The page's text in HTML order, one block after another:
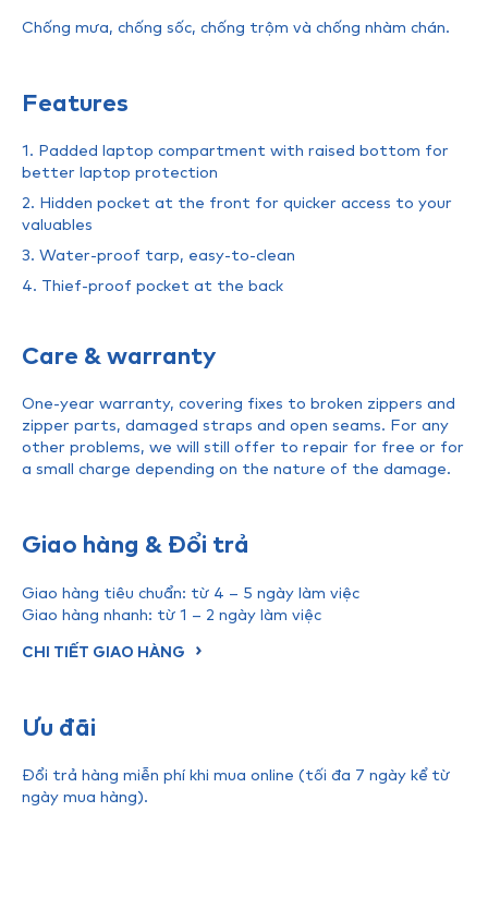
Chống mưa, chống sốc, chống trộm và chống nhàm chán.
Features
1. Padded laptop compartment with raised bottom for
better laptop protection
2. Hidden pocket at the front for quicker access to your
valuables
3. Water-proof tarp, easy-to-clean
4. Thief-proof pocket at the back
Care & warranty
One-year warranty, covering fixes to broken zippers and
zipper parts, damaged straps and open seams. For any
other problems, we will still offer to repair for free or for
a small charge depending on the nature of the damage.
Giao hàng & Đổi trả
Giao hàng tiêu chuẩn: từ 4 – 5 ngày làm việc
Giao hàng nhanh: từ 1 – 2 ngày làm việc
CHI TIẾT GIAO HÀNG
Ưu đãi
Đổi trả hàng miễn phí khi mua online (tối đa 7 ngày kể từ
ngày mua hàng).